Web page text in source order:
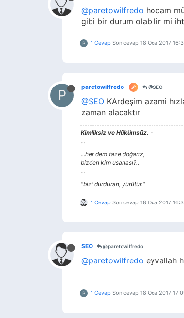
@paretowilfredo hocam
gibi bir durum olabilir mi
P 1 Cevap Son cevap 18 Oca 2017
P paretowilfredo @SEO
@SEO KArdeşim azami
zaman alacaktır
Kimliksiz ve Hükümsüz. -
...
...her dem taze doğarız,
bizden kim usanası?..
...
"bizi durduran, yürütür."
1 Cevap Son cevap 18 Oca 2017
SEO @paretowilfredo
@paretowilfredo eyvallah
P 1 Cevap Son cevap 18 Oca 2017